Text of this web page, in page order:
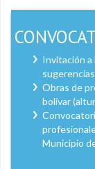
Invitación a
Obras de
bolívar
Municipio